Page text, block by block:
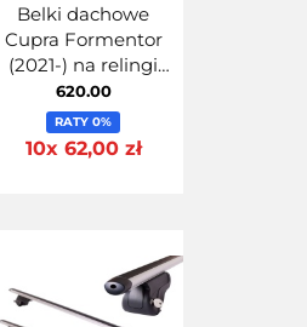
Belki dachowe
Cupra Formentor
(2021-) na relingi
klasyczne Stalowe
Uniwersalne 125cm
MontBlanc 125 Steel-
620.00
RATY 0%
10x 62,00 zł